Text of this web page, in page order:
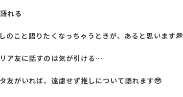
れる
のこと語りたくなっちゃうときが、あると思います💭
ア友に話すのは気が引ける…
友がいれば、遠慮せず推しについて語れます🥹